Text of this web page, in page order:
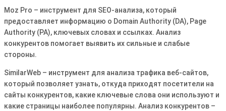
Moz Pro – инструмент для SEO-анализа, который
предоставляет информацию о Domain Authority (DA), Page
Authority (PA), ключевых словах и ссылках. Анализ
конкурентов помогает выявить их сильные и слабые
стороны.
SimilarWeb – инструмент для анализа трафика веб-сайтов,
который позволяет узнать, откуда приходят посетители на
сайты конкурентов, какие ключевые слова они используют и
какие страницы наиболее популярны. Анализ конкурентов –